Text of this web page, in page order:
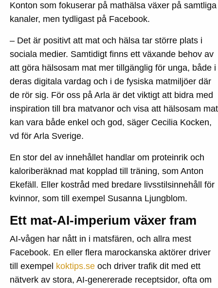
Konton som fokuserar på mathälsa växer på samtliga
kanaler, men tydligast på Facebook.
– Det är positivt att mat och hälsa tar större plats i
sociala medier. Samtidigt finns ett växande behov av
att göra hälsosam mat mer tillgänglig för unga, både i
deras digitala vardag och i de fysiska matmiljöer där
de rör sig. För oss på Arla är det viktigt att bidra med
inspiration till bra matvanor och visa att hälsosam mat
kan vara både enkel och god, säger Cecilia Kocken,
vd för Arla Sverige.
En stor del av innehållet handlar om proteinrik och
kaloriberäknad mat kopplad till träning, som Anton
Ekefäll. Eller kostråd med bredare livsstilsinnehåll för
kvinnor, som till exempel Susanna Ljungblom.
Ett mat-AI-imperium växer fram
AI-vågen har nått in i matsfären, och allra mest
Facebook. En eller flera marockanska aktörer driver
till exempel koktips.se och driver trafik dit med ett
nätverk av stora, AI-genererade receptsidor, ofta om